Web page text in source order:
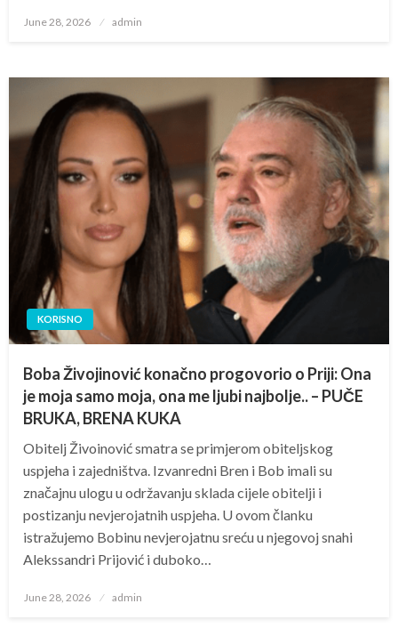
Posted
June 28, 2026 admin
KORISNO
Boba Živojinović konačno progovorio o Priji: Ona
je moja samo moja, ona me ljubi najbolje.. – PUČE
BRUKA, BRENA KUKA
Obitelj Živoinović smatra se primjerom obiteljskog
uspjeha i zajedništva. Izvanredni Bren i Bob imali su
značajnu ulogu u održavanju sklada cijele obitelji i
postizanju nevjerojatnih uspjeha. U ovom članku
istražujemo Bobinu nevjerojatnu sreću u njegovoj snahi
Alekssandri Prijović i duboko…
Posted
June 28, 2026 admin